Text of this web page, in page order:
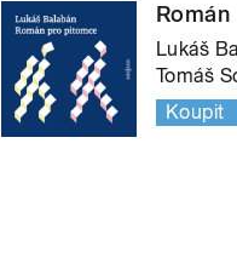
Lukáš
Tomáš
Koupit